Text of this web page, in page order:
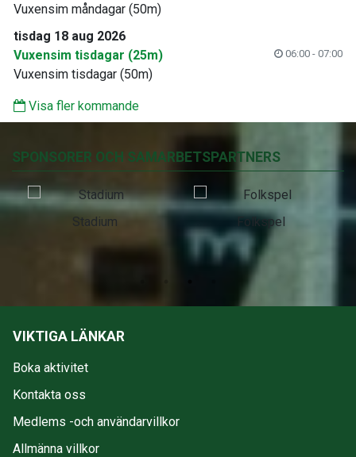
Vuxensim måndagar (50m)
tisdag 18 aug 2026
Vuxensim tisdagar (25m)
06:00 - 07:00
Vuxensim tisdagar (50m)
Visa fler kommande
SPONSORER OCH SAMARBETSPARTNERS
Stadium Folkspel
VIKTIGA LÄNKAR
Boka aktivitet
Kontakta oss
Medlems -och användarvillkor
Allmänna villkor